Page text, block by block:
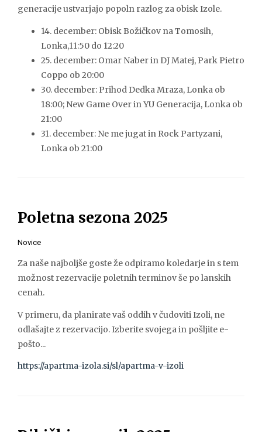
generacije ustvarjajo popoln razlog za obisk Izole.
14. december: Obisk Božičkov na Tomosih,
Lonka,11:50 do 12:20
25. december: Omar Naber in DJ Matej, Park Pietro
Coppo ob 20:00
30. december: Prihod Dedka Mraza, Lonka ob
18:00; New Game Over in YU Generacija, Lonka ob
21:00
31. december: Ne me jugat in Rock Partyzani,
Lonka ob 21:00
Poletna sezona 2025
Novice
Za naše najboljše goste že odpiramo koledarje in s tem
možnost rezervacije poletnih terminov še po lanskih
cenah.
V primeru, da planirate vaš oddih v čudoviti Izoli, ne
odlašajte z rezervacijo. Izberite svojega in pošljite e-
pošto...
https://apartma-izola.si/sl/apartma-v-izoli